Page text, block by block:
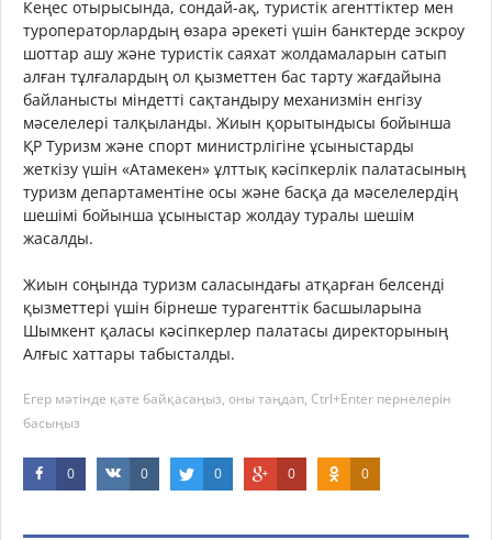
Кеңес отырысында, сондай-ақ, туристік агенттіктер мен
туроператорлардың өзара әрекеті үшін банктерде эскроу
шоттар ашу және туристік саяхат жолдамаларын сатып
алған тұлғалардың ол қызметтен бас тарту жағдайына
байланысты міндетті сақтандыру механизмін енгізу
мәселелері талқыланды. Жиын қорытындысы бойынша
ҚР Туризм және спорт министрлігіне ұсыныстарды
жеткізу үшін «Атамекен» ұлттық кәсіпкерлік палатасының
туризм департаментіне осы және басқа да мәселелердің
шешімі бойынша ұсыныстар жолдау туралы шешім
жасалды.
Жиын соңында туризм саласындағы атқарған белсенді
қызметтері үшін бірнеше турагенттік басшыларына
Шымкент қаласы кәсіпкерлер палатасы директорының
Алғыс хаттары табысталды.
Егер мәтінде қате байқасаңыз, оны таңдап, Ctrl+Enter пернелерін
басыңыз
0 0 0 0 0